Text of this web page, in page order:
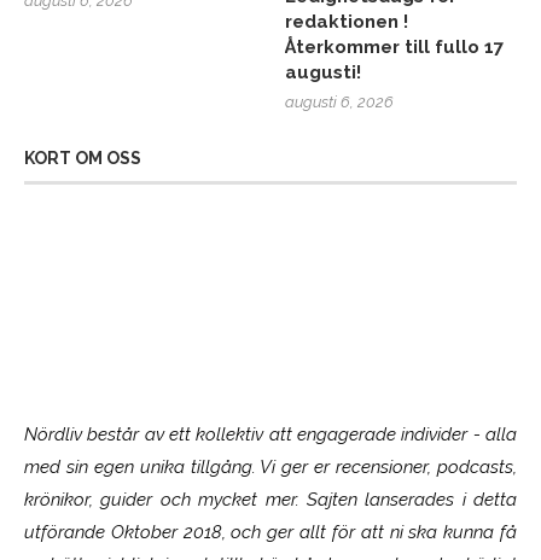
redaktionen !
Återkommer till fullo 17
augusti!
augusti 6, 2026
KORT OM OSS
Nördliv består av ett kollektiv att engagerade individer - alla
med sin egen unika tillgång. Vi ger er recensioner, podcasts,
krönikor, guider och mycket mer. Sajten lanserades i detta
utförande Oktober 2018, och ger allt för att ni ska kunna få